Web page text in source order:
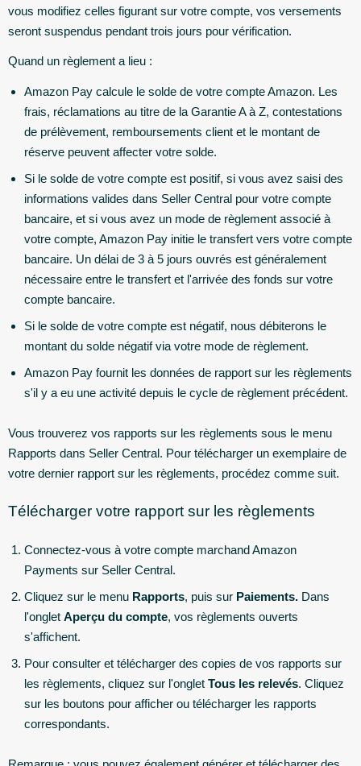
vous modifiez celles figurant sur votre compte, vos versements
seront suspendus pendant trois jours pour vérification.
Quand un règlement a lieu :
Amazon Pay calcule le solde de votre compte Amazon. Les
frais, réclamations au titre de la Garantie A à Z, contestations
de prélèvement, remboursements client et le montant de
réserve peuvent affecter votre solde.
Si le solde de votre compte est positif, si vous avez saisi des
informations valides dans Seller Central pour votre compte
bancaire, et si vous avez un mode de règlement associé à
votre compte, Amazon Pay initie le transfert vers votre compte
bancaire. Un délai de 3 à 5 jours ouvrés est généralement
nécessaire entre le transfert et l'arrivée des fonds sur votre
compte bancaire.
Si le solde de votre compte est négatif, nous débiterons le
montant du solde négatif via votre mode de règlement.
Amazon Pay fournit les données de rapport sur les règlements
s'il y a eu une activité depuis le cycle de règlement précédent.
Vous trouverez vos rapports sur les règlements sous le menu
Rapports dans Seller Central. Pour télécharger un exemplaire de
votre dernier rapport sur les règlements, procédez comme suit.
Télécharger votre rapport sur les règlements
Connectez-vous à votre compte marchand Amazon
Payments sur Seller Central.
Cliquez sur le menu Rapports, puis sur Paiements. Dans
l'onglet Aperçu du compte, vos règlements ouverts
s'affichent.
Pour consulter et télécharger des copies de vos rapports sur
les règlements, cliquez sur l'onglet Tous les relevés. Cliquez
sur les boutons pour afficher ou télécharger les rapports
correspondants.